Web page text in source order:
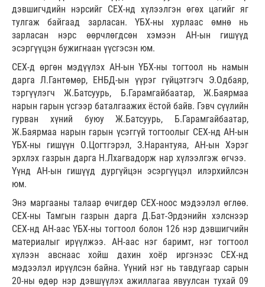
дэвшигчдийн нэрсийг СЕХ-нд хүлээлгэн өгөх цагийг яг
тулгаж байгаад зарласан. ҮБХ-ны хурлаас өмнө нь
зарласан нэрс өөрчлөгдсөн хэмээн АН-ын гишүүд
эсэргүүцэн бужигнаан үүсгэсэн юм.
СЕХ-д өргөн мэдүүлэх АН-ын ҮБХ-ны тогтоол нь намын
дарга Л.Гантөмөр, ЕНБД-ын үүрэг гүйцэтгэгч Э.Одбаяр,
тэргүүлэгч Ж.Батсуурь, Б.Гарамгайбаатар, Ж.Баярмаа
нарын гарын үсгээр баталгаажих ёстой байв. Гэвч сүүлийн
гурван хүний буюу Ж.Батсуурь, Б.Гарамгайбаатар,
Ж.Баярмаа нарын гарын үсэггүй тогтоолыг СЕХ-нд АН-ын
ҮБХ-ны гишүүн О.Цогтгэрэл, З.Нарантуяа, АН-ын Хэрэг
эрхлэх газрын дарга Н.Лхагвадорж нар хүлээлгэж өгчээ.
Үүнд АН-ын гишүүд дургүйцэн эсэргүүцэл илэрхийлсэн
юм.
Энэ маргааны талаар өчигдөр СЕХ-ноос мэдээлэл өглөө.
СЕХ-ны Тамгын газрын дарга Д.Бат-Эрдэнийн хэлснээр
СЕХ-нд АН-аас ҮБХ-ны тогтоол болон 126 нэр дэвшигчийн
материалыг ирүүлжээ. АН-аас нэг баримт, нэг тогтоол
хүлээн авснаас хойш дахин хоёр иргэнээс СЕХ-нд
мэдээлэл ирүүлсэн байна. Үүний нэг нь тавдугаар сарын
20-ны өдөр нэр дэвшүүлэх ажиллагаа явуулсан тухай 09